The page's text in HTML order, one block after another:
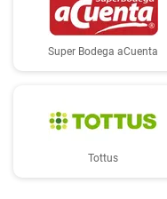
Super Bodega aCuenta
Tottus